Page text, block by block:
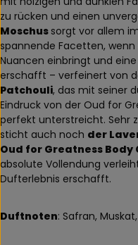
zu rücken und einen
Moschus sorgt vor allem
spannende Facetten,
Nuancen einbringt und
erschafft – verfeinert von
Patchouli, das mit seiner
Eindruck von der Oud for
perfekt unterstreicht. Sehr
sticht auch noch der
Oud for Greatness Body
absolute Vollendung
Dufterlebnis erschafft.
Duftnoten: Safran,